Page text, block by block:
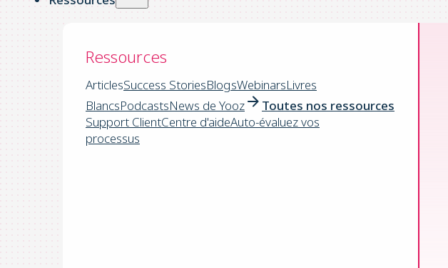
Ressources
ArticlesSuccess StoriesBlogsWebinarsLivres
BlancsPodcastsNews de Yooz
Toutes nos ressources
Support ClientCentre d'aideAuto-évaluez vos
processus